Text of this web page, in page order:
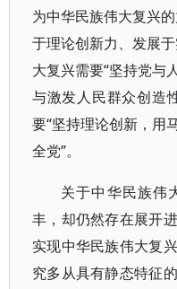
为中华民族伟大复兴
于理论创新力、发展
大复兴需要“坚持党与
与激发人民群众创造
要“坚持理论创新，用
全党”。
关于中华民族伟
丰，却仍然存在展开
实现中华民族伟大复
究多从具有静态特征